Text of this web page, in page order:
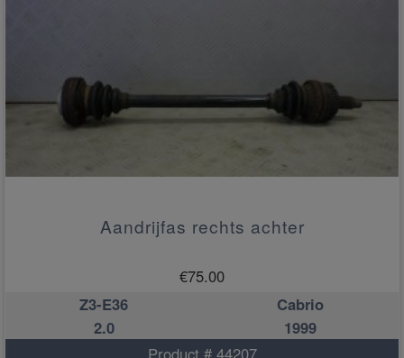
Aandrijfas rechts achter
€75.00
Z3-E36
Cabrio
2.0
1999
Product # 44207